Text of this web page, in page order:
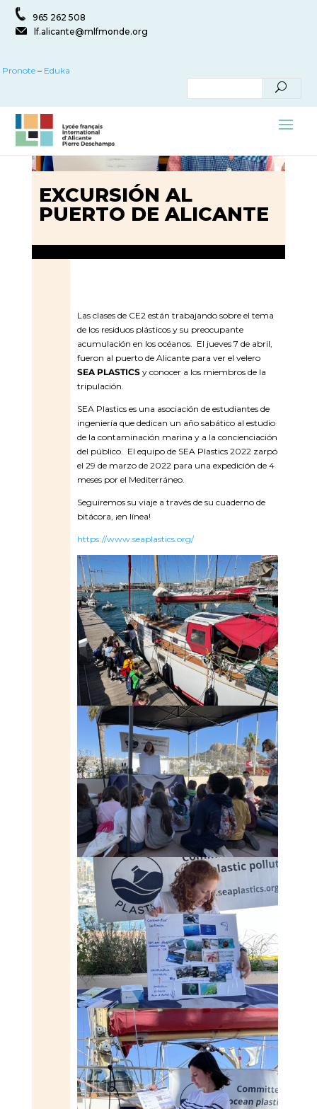
965 262 508
lf.alicante@mlfmonde.org
Pronote – Eduka
EXCURSIÓN AL
PUERTO DE ALICANTE
Las clases de CE2 están trabajando sobre el tema
de los residuos plásticos y su preocupante
acumulación en los océanos. El jueves 7 de abril,
fueron al puerto de Alicante para ver el velero
SEA PLASTICSy conocer a los miembros de la
tripulación.
SEA Plastics es una asociación de estudiantes de
ingeniería que dedican un año sabático al estudio
de la contaminación marina y a la concienciación
del público. El equipo de SEA Plastics 2022 zarpó
el 29 de marzo de 2022 para una expedición de 4
meses por el Mediterráneo.
Seguiremos su viaje a través de su cuaderno de
bitácora, ¡en línea!
https://www.seaplastics.org/